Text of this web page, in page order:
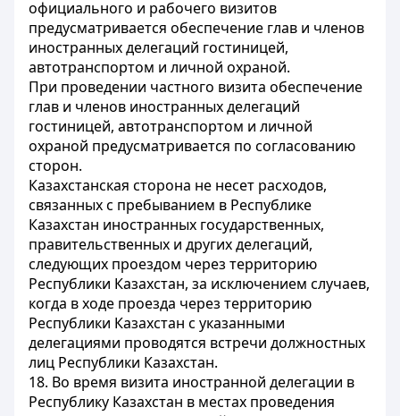
официального и рабочего визитов
предусматривается обеспечение глав и членов
иностранных делегаций гостиницей,
автотранспортом и личной охраной.
При проведении частного визита обеспечение
глав и членов иностранных делегаций
гостиницей, автотранспортом и личной
охраной предусматривается по согласованию
сторон.
Казахстанская сторона не несет расходов,
связанных с пребыванием в Республике
Казахстан иностранных государственных,
правительственных и других делегаций,
следующих проездом через территорию
Республики Казахстан, за исключением случаев,
когда в ходе проезда через территорию
Республики Казахстан с указанными
делегациями проводятся встречи должностных
лиц Республики Казахстан.
18. Во время визита иностранной делегации в
Республику Казахстан в местах проведения